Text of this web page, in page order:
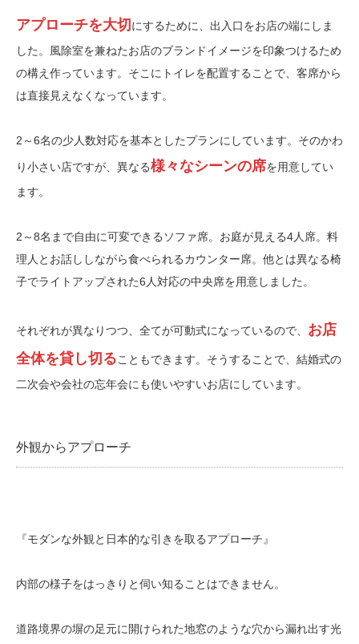
アプローチを大切にするために、出入口をお店の端にしま
した。風除室を兼ねたお店のブランドイメージを印象つけるため
の構え作っています。そこにトイレを配置することで、客席から
は直接見えなくなっています。
2～6名の少人数対応を基本としたプランにしています。そのかわ
り小さい店ですが、異なる様々なシーンの席を用意してい
ます。
2～8名まで自由に可変できるソファ席。お庭が見える4人席。料
理人とお話ししながら食べられるカウンター席。他とは異なる椅
子でライトアップされた6人対応の中央席を用意しました。
それぞれが異なりつつ、全てが可動式になっているので、 お店
全体を貸し切ることもできます。そうすることで、結婚式の
二次会や会社の忘年会にも使いやすいお店にしています。
外観からアプローチ
『モダンな外観と日本的な引きを取るアプローチ』
内部の様子をはっきりと伺い知ることはできません。
道路境界の塀の足元に開けられた地窓のような穴から漏れ出す光